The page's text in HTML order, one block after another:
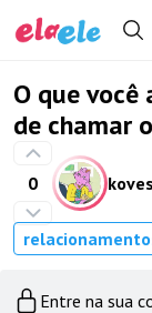
O que você
de chamar
0 koves
Entre na sua